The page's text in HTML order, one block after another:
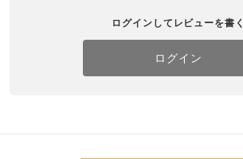
ログインしてレビューを書く
ログイン